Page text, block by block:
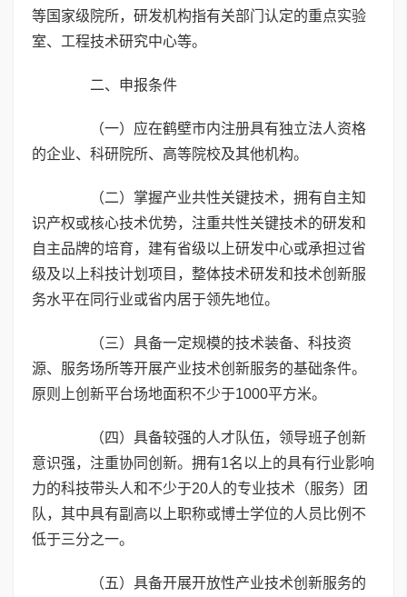
等国家级院所，研发机构指有关部门认定的重点实验
室、工程技术研究中心等。
二、申报条件
（一）应在鹤壁市内注册具有独立法人资格
的企业、科研院所、高等院校及其他机构。
（二）掌握产业共性关键技术，拥有自主知
识产权或核心技术优势，注重共性关键技术的研发和
自主品牌的培育，建有省级以上研发中心或承担过省
级及以上科技计划项目，整体技术研发和技术创新服
务水平在同行业或省内居于领先地位。
（三）具备一定规模的技术装备、科技资
源、服务场所等开展产业技术创新服务的基础条件。
原则上创新平台场地面积不少于1000平方米。
（四）具备较强的人才队伍，领导班子创新
意识强，注重协同创新。拥有1名以上的具有行业影响
力的科技带头人和不少于20人的专业技术（服务）团
队，其中具有副高以上职称或博士学位的人员比例不
低于三分之一。
（五）具备开展开放性产业技术创新服务的